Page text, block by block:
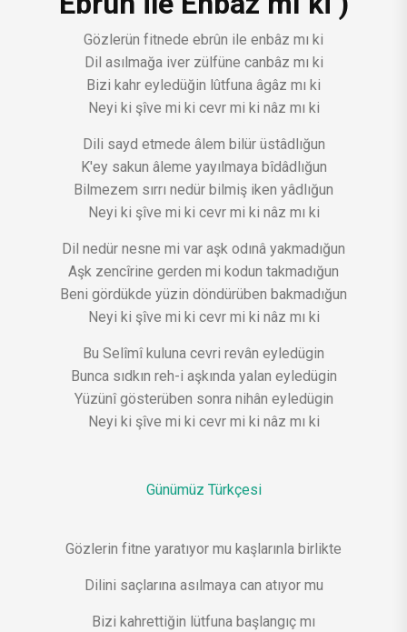
Gözlerün fitnede ebrûn ile enbâz mı ki
Dil asılmağa iver zülfüne canbâz mı ki
Bizi kahr eyledüğin lûtfuna âgâz mı ki
Neyi ki şîve mi ki cevr mi ki nâz mı ki
Dili sayd etmede âlem bilür üstâdlığun
K'ey sakun âleme yayılmaya bîdâdlığun
Bilmezem sırrı nedür bilmiş iken yâdlığun
Neyi ki şîve mi ki cevr mi ki nâz mı ki
Dil nedür nesne mi var aşk odınâ yakmadığun
Aşk zencîrine gerden mi kodun takmadığun
Beni gördükde yüzin döndürüben bakmadığun
Neyi ki şîve mi ki cevr mi ki nâz mı ki
Bu Selîmî kuluna cevri revân eyledügin
Bunca sıdkın reh-i aşkında yalan eyledügin
Yüzünî gösterüben sonra nihân eyledügin
Neyi ki şîve mi ki cevr mi ki nâz mı ki
Günümüz Türkçesi
Gözlerin fitne yaratıyor mu kaşlarınla birlikte
Dilini saçlarına asılmaya can atıyor mu
Bizi kahrettiğin lütfuna başlangıç mı